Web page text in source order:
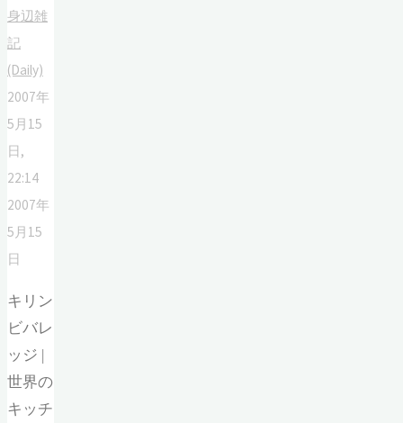
身辺雑
記
(Daily)
2007年
5月15
日,
22:14
2007年
5月15
日
キリン
ビバレ
ッジ |
世界の
キッチ